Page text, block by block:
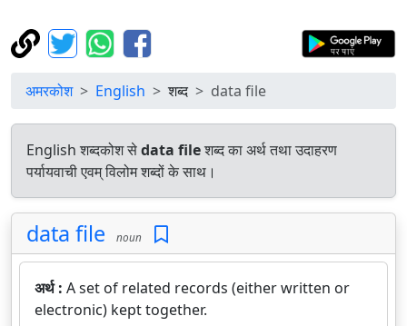
अमरकोश English शब्द data file
English शब्दकोश सेdata fileशब्द का अर्थ तथा उदाहरण
पर्यायवाची एवम् विलोम शब्दों के साथ।
data file noun
अर्थ : A set of related records (either written or
electronic) kept together.